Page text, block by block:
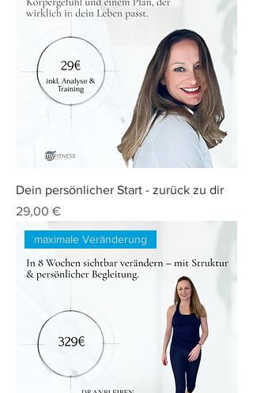
Dein persönlicher Start - zurück zu dir
Preis
29,00 €
maximale Veränderung